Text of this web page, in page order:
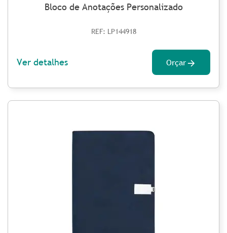
Bloco de Anotações Personalizado
REF: LP144918
Ver detalhes Orçar